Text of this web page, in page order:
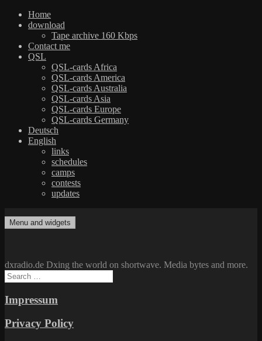
Home
download
Tape archive 160 Kbps
Contact me
QSL
QSL-cards Africa
QSL-cards America
QSL-cards Australia
QSL-cards Asia
QSL-cards Europe
QSL-cards Germany
Deutsch
English
links
schedules
camps
contests
updates
to
dxradio.de
DXing the world on shortwave
Menu and widgets
dxradio.de Dxing the world on shortwave. Media bytes and more.
Search
for:
Impressum
Privacy Policy